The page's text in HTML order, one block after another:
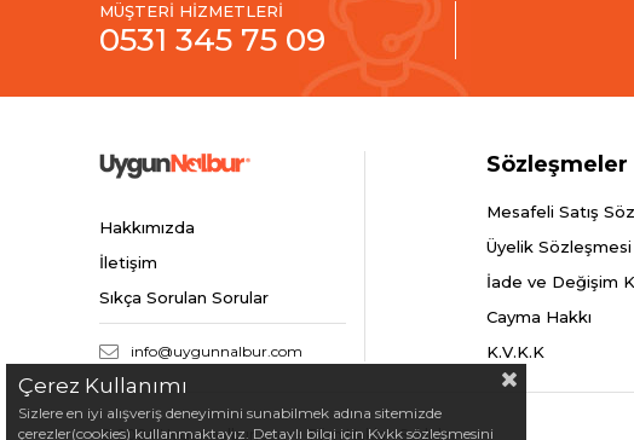
MÜŞTERİ HİZMETLERİ
0531 345 75 09
Hakkımızda
İletişim
Sıkça Sorulan Sorular
info@uygunnalbur.com
Sözleşmeler
Mesafeli Satış
Üyelik Sözleşmesi
İade ve Değişim
Cayma Hakkı
K.V.K.K
© 2024 Uygunnalbur.com - Tüm Hakları Saklıdır.
Çerez Kullanımı
Sizlere en iyi alışveriş deneyimini sunabilmek adına sitemizde
çerezler(cookies) kullanmaktayız. Detaylı bilgi için Kvkk sözleşmesini